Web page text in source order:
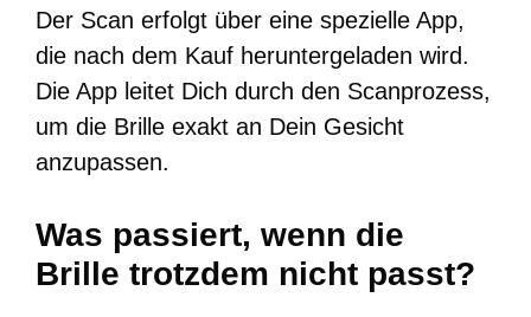
Der Scan erfolgt über eine spezielle App,
die nach dem Kauf heruntergeladen wird.
Die App leitet Dich durch den Scanprozess,
um die Brille exakt an Dein Gesicht
anzupassen.
Was passiert, wenn die
Brille trotzdem nicht passt?